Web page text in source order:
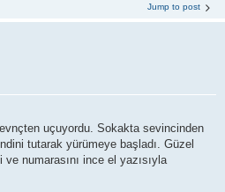
Jump to post
uçuyordu. Sokakta sevincinden
tutarak yürümeye başladı. Güzel
numarasını ince el yazısıyla